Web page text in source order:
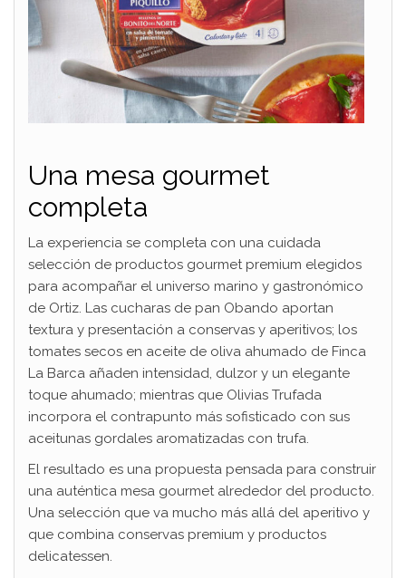
Una mesa gourmet
completa
La experiencia se completa con una cuidada
selección de productos gourmet premium elegidos
para acompañar el universo marino y gastronómico
de Ortiz. Las cucharas de pan Obando aportan
textura y presentación a conservas y aperitivos; los
tomates secos en aceite de oliva ahumado de Finca
La Barca añaden intensidad, dulzor y un elegante
toque ahumado; mientras que Olivias Trufada
incorpora el contrapunto más sofisticado con sus
aceitunas gordales aromatizadas con trufa.
El resultado es una propuesta pensada para construir
una auténtica mesa gourmet alrededor del producto.
Una selección que va mucho más allá del aperitivo y
que combina conservas premium y productos
delicatessen.